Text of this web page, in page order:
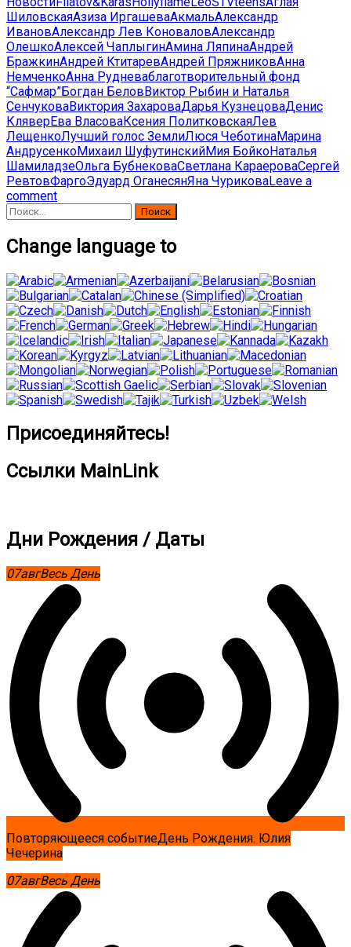
ШиловскаяАзиза ИргашеваАкмальАлександр
ИвановАлександр Лев КоноваловАлександр
ОлешкоАлексей ЧаплыгинАмина ЛяпинаАндрей
БражкинАндрей КтитаревАндрей ПряжниковАнна
НемченкоАнна Рудневаблаготворительный фонд
“Сафмар”Богдан БеловВиктор Рыбин и Наталья
СенчуковаВиктория ЗахароваДарья КузнецоваДенис
КляверЕва ВласоваКсения ПолитковскаяЛев
ЛещенкоЛучший голос ЗемлиЛюся ЧеботинаМарина
АндрусенкоМихаил ШуфутинскийМия БойкоНаталья
ШамиладзеОльга БубнековаСветлана КараероваСергей
РевтовФаргоЭдуард ОганесянЯна ЧуриковаLeave a
comment
Найти:
Change language to
Присоединяйтесь!
Ссылки MainLink
Дни Рождения / Даты
07авгВесь День
Повторяющееся событиеДень Рождения. Юлия
Чечерина
07авгВесь День